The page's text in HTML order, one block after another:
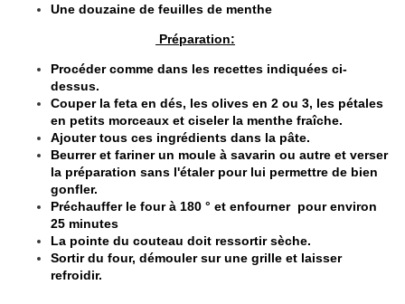
Une douzaine de feuilles de menthe
Préparation:
Procéder comme dans les recettes indiquées ci-
dessus.
Couper la feta en dés, les olives en 2 ou 3, les pétales
en petits morceaux et ciseler la menthe fraîche.
Ajouter tous ces ingrédients dans la pâte.
Beurrer et fariner un moule à savarin ou autre et verser
la préparation sans l'étaler pour lui permettre de bien
gonfler.
Préchauffer le four à 180 ° et enfourner pour environ
25 minutes
La pointe du couteau doit ressortir sèche.
Sortir du four, démouler sur une grille et laisser
refroidir.